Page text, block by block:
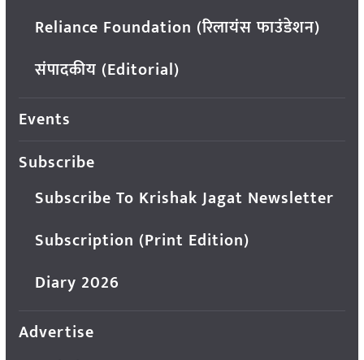
Reliance Foundation (रिलायंस फाउंडेशन)
संपादकीय (Editorial)
Events
Subscribe
Subscribe To Krishak Jagat Newsletter
Subscription (Print Edition)
Diary 2026
Advertise